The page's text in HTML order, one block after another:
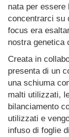
nata per
concentrarci su
focus era
nostra genetica
Creata in
presenta di un
una schiuma
malti utilizzati,
bilanciamento
utilizzati e
infuso di foglie